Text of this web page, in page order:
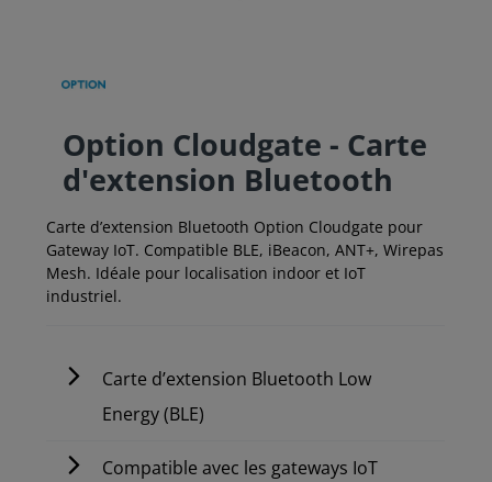
Option Cloudgate - Carte
d'extension Bluetooth
Carte d’extension Bluetooth Option Cloudgate pour
Gateway IoT. Compatible BLE, iBeacon, ANT+, Wirepas
Mesh. Idéale pour localisation indoor et IoT
industriel.
Carte d’extension Bluetooth Low
Energy (BLE)
Compatible avec les gateways IoT